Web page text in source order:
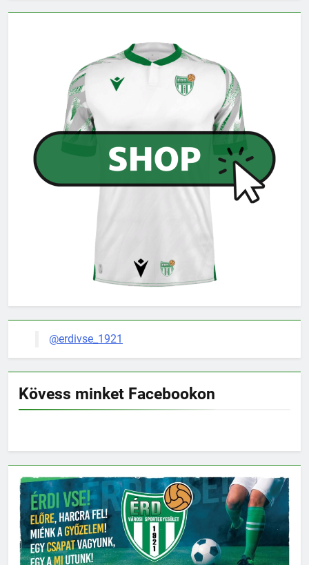
@erdivse_1921
Kövess minket Facebookon